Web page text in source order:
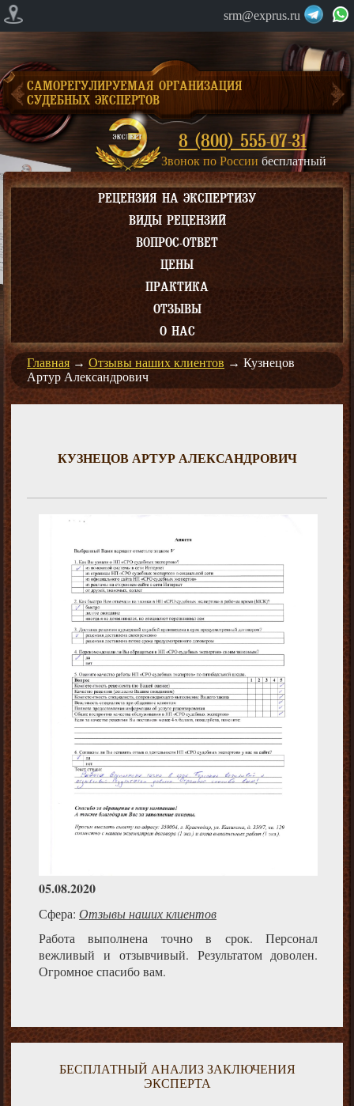
srm@exprus.ru
САМОРЕГУЛИРУЕМАЯ ОРГАНИЗАЦИЯ
СУДЕБНЫХ ЭКСПЕРТОВ
8 (800) 555-07-31
Звонок по России бесплатный
РЕЦЕНЗИЯ НА ЭКСПЕРТИЗУ
ВИДЫ РЕЦЕНЗИЙ
ВОПРОС-ОТВЕТ
ЦЕНЫ
ПРАКТИКА
ОТЗЫВЫ
О НАС
Главная → Отзывы наших клиентов → Кузнецов
Артур Александрович
КУЗНЕЦОВ АРТУР АЛЕКСАНДРОВИЧ
05.08.2020
Сфера: Отзывы наших клиентов
Работа выполнена точно в срок. Персонал
вежливый и отзывчивый. Результатом доволен.
Огромное спасибо вам.
БЕСПЛАТНЫЙ АНАЛИЗ ЗАКЛЮЧЕНИЯ
ЭКСПЕРТА